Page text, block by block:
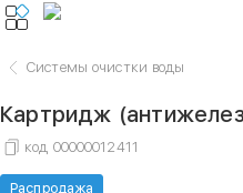
Системы очистки воды
Картридж
код 00000012411
Распродажа